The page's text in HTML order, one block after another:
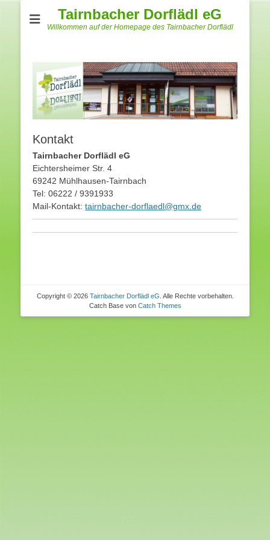
Tairnbacher Dorflädl eG
Willkommen auf der Homepage des Tairnbacher Dorflädl
Kontakt
Tairnbacher Dorflädl eG
Eichtersheimer Str. 4
69242 Mühlhausen-Tairnbach
Tel: 06222 / 9391933
Mail-Kontakt: tairnbacher-dorflaedl@gmx.de
Copyright © 2026 Tairnbacher Dorflädl eG . Alle Rechte vorbehalten.
Catch Base von Catch Themes